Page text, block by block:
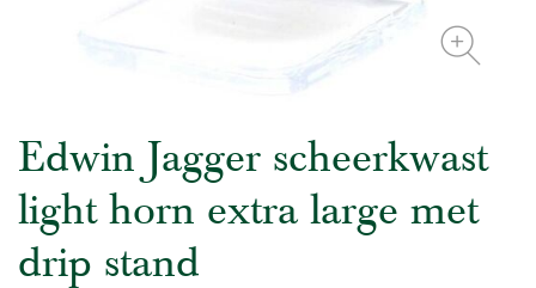
Edwin Jagger scheerkwast
light horn extra large met
drip stand